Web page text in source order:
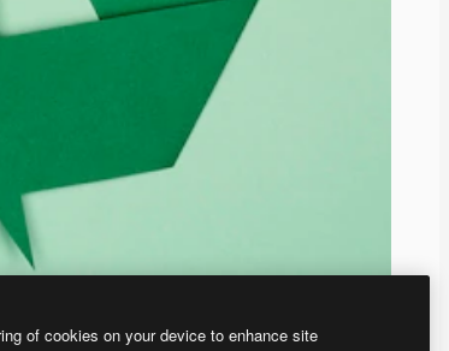
of cookies on your device to enhance site